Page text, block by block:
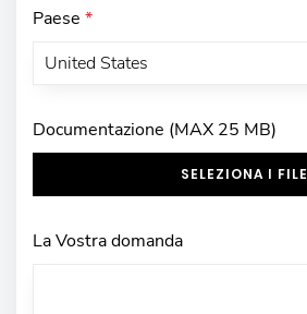
Paese *
Documentazione (MAX 25 MB)
SELEZIONA I FILE
La Vostra domanda